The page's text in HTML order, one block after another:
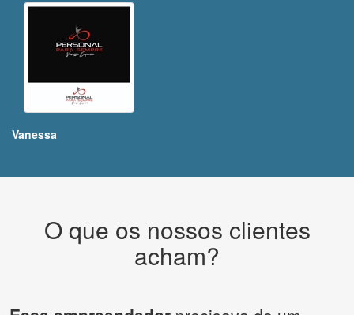
Vanessa
O que os nossos clientes
acham?